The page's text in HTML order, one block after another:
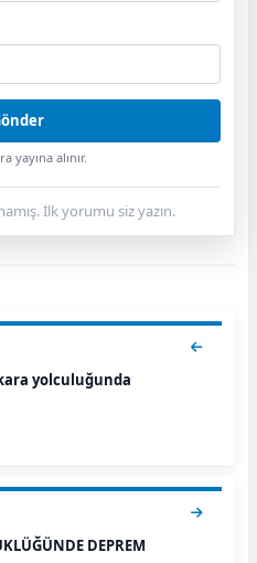
yayına alınır.
İlk yorumu siz yazın.
yolculuğunda
DEPREM